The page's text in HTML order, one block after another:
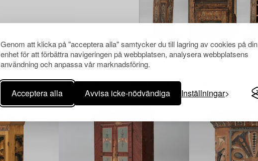
Genom att klicka på "acceptera alla" samtycker du till lagring av cookies på din
enhet för att förbättra navigeringen på webbplatsen, analysera webbplatsens
användning och anpassa vår marknadsföring.
Acceptera alla Avvisa icke-nödvändiga Inställningar
Andra har även tittat på